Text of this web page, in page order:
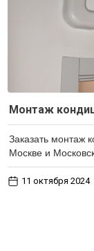
Монтаж
Заказать монтаж
Москве и
11 октября 2024